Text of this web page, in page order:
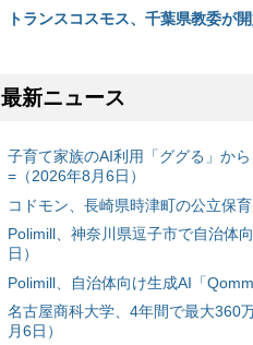
トランスコスモス、千葉県教委が
最新ニュース
子育て家族のAI利用「ググる」か
=（2026年8月6日）
コドモン、長崎県時津町の公立保
Polimill、神奈川県逗子市で自治体
日）
Polimill、自治体向け生成AI「
名古屋商科大学、4年間で最大360
月6日）